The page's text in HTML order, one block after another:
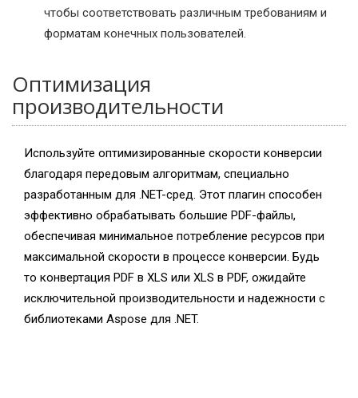
чтобы соответствовать различным требованиям и
форматам конечных пользователей.
Оптимизация
производительности
Используйте оптимизированные скорости конверсии
благодаря передовым алгоритмам, специально
разработанным для .NET-сред. Этот плагин способен
эффективно обрабатывать большие PDF-файлы,
обеспечивая минимальное потребление ресурсов при
максимальной скорости в процессе конверсии. Будь
то конвертация PDF в XLS или XLS в PDF, ожидайте
исключительной производительности и надежности с
библиотеками Aspose для .NET.